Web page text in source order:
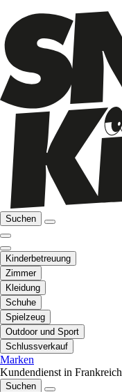
Suchen
Kinderbetreuung
Zimmer
Kleidung
Schuhe
Spielzeug
Outdoor und Sport
Schlussverkauf
Marken
Kundendienst in Frankreich
Suchen